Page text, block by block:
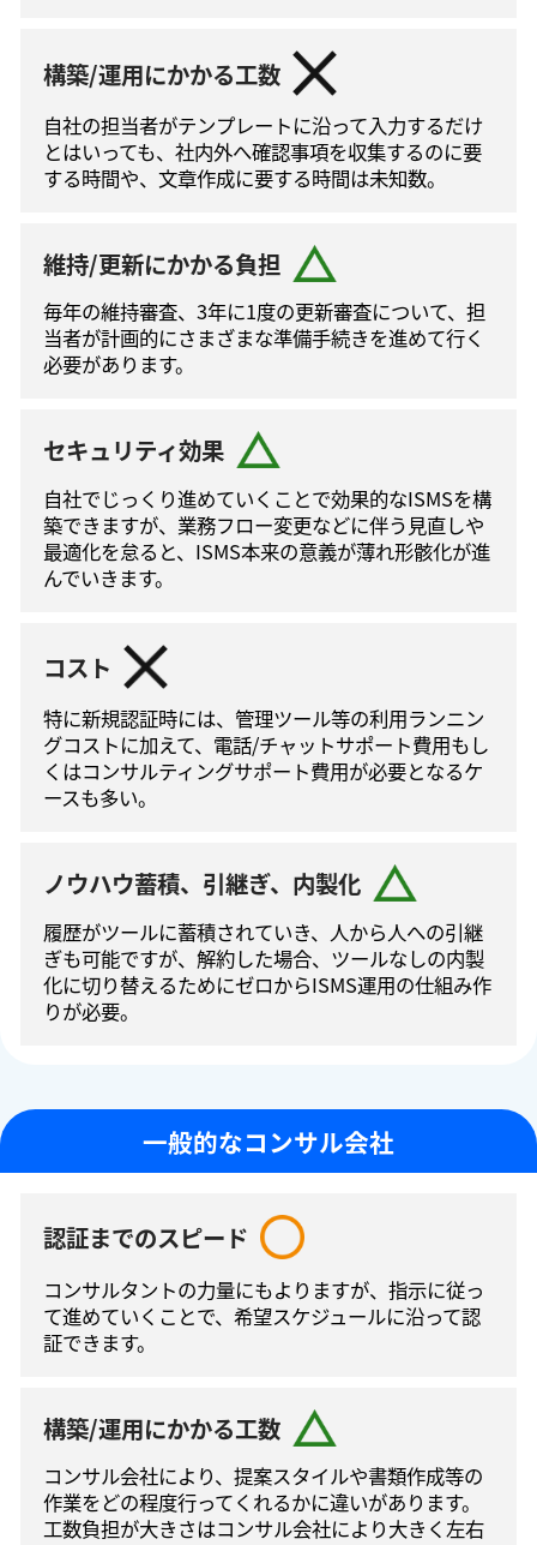
構築/運用にかかる工数
自社の担当者がテンプレートに沿って⼊⼒するだけ
とはいっても、社内外へ確認事項を収集するのに要
する時間や、文章作成に要する時間は未知数。
維持/更新にかかる負担
毎年の維持審査、3年に1度の更新審査について、担
当者が計画的にさまざまな準備手続きを進めて⾏く
必要があります。
セキュリティ効果
自社でじっくり進めていくことで効果的なISMSを構
築できますが、業務フロー変更などに伴う⾒直しや
最適化を怠ると、ISMS本来の意義が薄れ形骸化が進
んでいきます。
コスト
特に新規認証時には、管理ツール等の利⽤ランニン
グコストに加えて、電話/チャットサポート費⽤もし
くはコンサルティングサポート費⽤が必要となるケ
ースも多い。
ノウハウ蓄積、引継ぎ、内製化
履歴がツールに蓄積されていき、人から人への引継
ぎも可能ですが、解約した場合、ツールなしの内製
化に切り替えるためにゼロからISMS運⽤の仕組み作
りが必要。
一般的なコンサル会社
認証までのスピード
コンサルタントの⼒量にもよりますが、指⽰に従っ
て進めていくことで、希望スケジュールに沿って認
証できます。
構築/運用にかかる工数
コンサル会社により、提案スタイルや書類作成等の
作業をどの程度⾏ってくれるかに違いがあります。
工数負担が大きさはコンサル会社により大きく左右